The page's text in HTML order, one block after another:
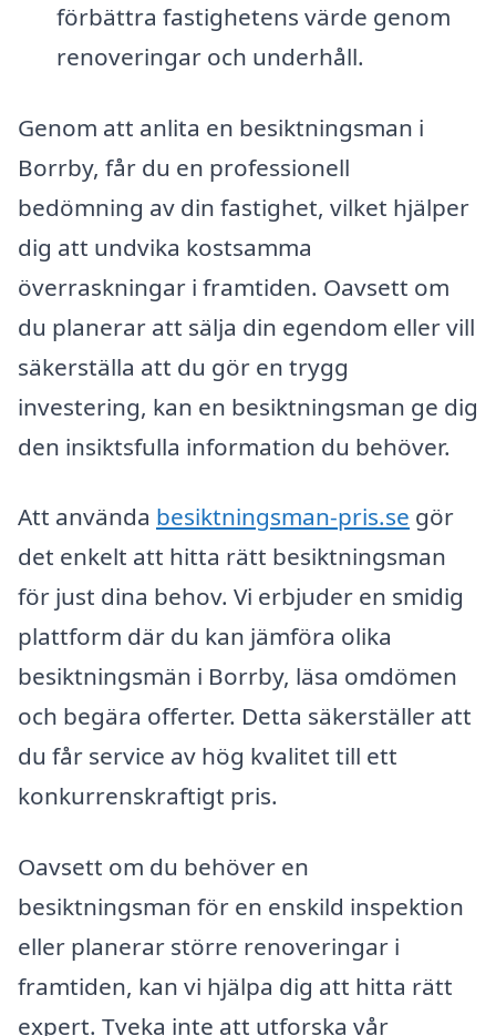
förbättra fastighetens värde genom
renoveringar och underhåll.
Genom att anlita en besiktningsman i
Borrby, får du en professionell
bedömning av din fastighet, vilket hjälper
dig att undvika kostsamma
överraskningar i framtiden. Oavsett om
du planerar att sälja din egendom eller vill
säkerställa att du gör en trygg
investering, kan en besiktningsman ge dig
den insiktsfulla information du behöver.
Att använda besiktningsman-pris.se gör
det enkelt att hitta rätt besiktningsman
för just dina behov. Vi erbjuder en smidig
plattform där du kan jämföra olika
besiktningsmän i Borrby, läsa omdömen
och begära offerter. Detta säkerställer att
du får service av hög kvalitet till ett
konkurrenskraftigt pris.
Oavsett om du behöver en
besiktningsman för en enskild inspektion
eller planerar större renoveringar i
framtiden, kan vi hjälpa dig att hitta rätt
expert. Tveka inte att utforska vår